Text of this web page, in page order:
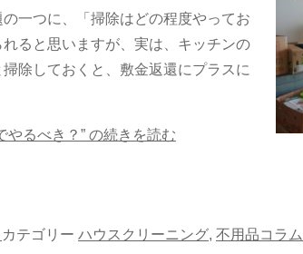
一つに、「掃除はどの程度やってお
ると思いますが、実は、キッチンの
除しておくと、敷金返還にプラスに
やるべき？” の続きを読む
カテゴリー ハウスクリーニング, 不用品コラム